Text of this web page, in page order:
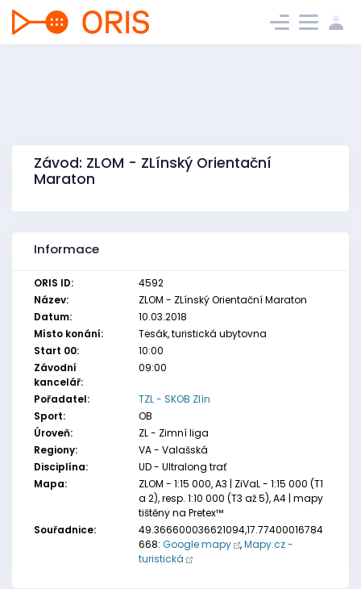
Závod: ZLOM - ZLínský Orientační
Maraton
Informace
ORIS ID:
4592
Název:
ZLOM - ZLínský Orientační Maraton
Datum:
10.03.2018
Místo konání:
Tesák, turistická ubytovna
Start 00:
10:00
Závodní
kancelář:
09:00
Pořadatel:
TZL - SKOB Zlín
Sport:
OB
Úroveň:
ZL - Zimní liga
Regiony:
VA - Valašská
Disciplína:
UD - Ultralong trať
Mapa:
ZLOM - 1:15 000, A3 | ZiVaL - 1:15 000 (T1
a 2), resp. 1:10 000 (T3 až 5), A4 | mapy
tištěny na Pretex™
Souřadnice:
49.366600036621094,17.77400016784
668: Google mapy ,Mapy.cz -
turistická